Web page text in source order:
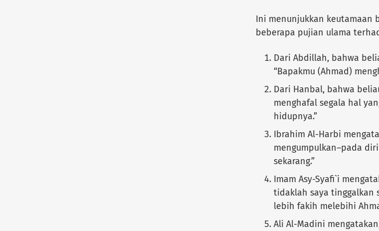
Ini menunjukkan keutamaan
beberapa pujian ulama
Dari Abdillah, bahwa
“Bapakmu (Ahmad)
Dari Hanbal, bahwa
menghafal segala hal
hidupnya.”
Ibrahim Al-Harbi
mengumpulkan–pada
sekarang.”
Imam Asy-Syafi`i
tidaklah saya tinggalkan
lebih fakih melebihi
Ali Al-Madini